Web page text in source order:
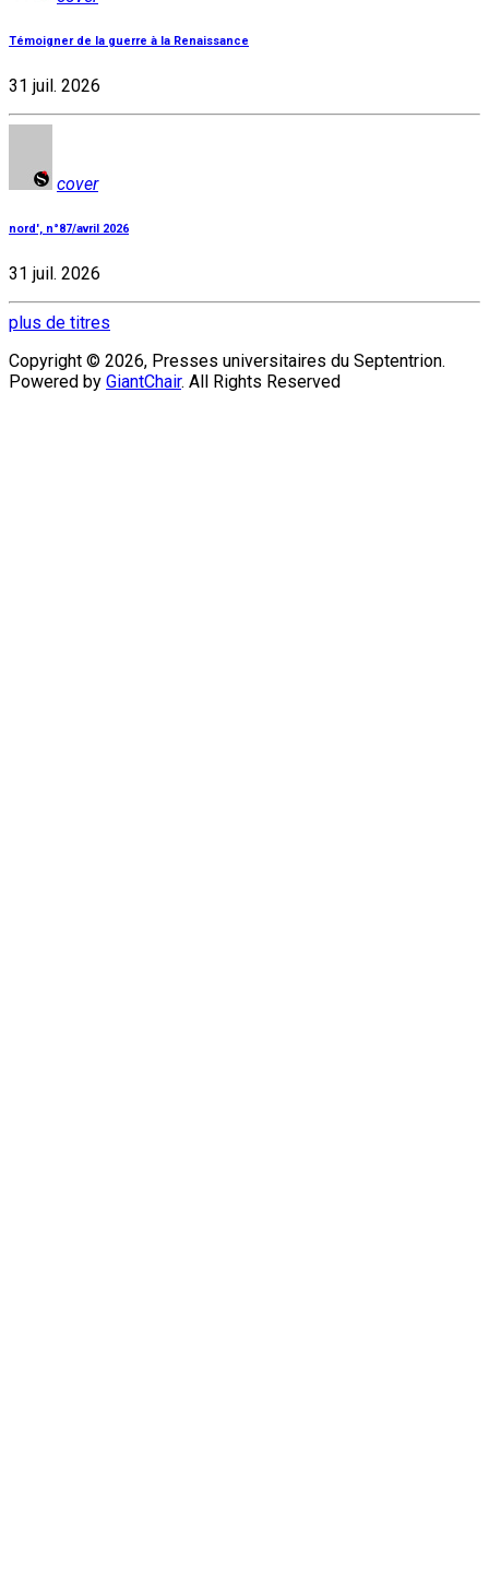
Témoigner de la guerre à la Renaissance
31 juil. 2026
cover
nord', n°87/avril 2026
31 juil. 2026
plus de titres
Copyright © 2026, Presses universitaires du Septentrion.
Powered by GiantChair. All Rights Reserved